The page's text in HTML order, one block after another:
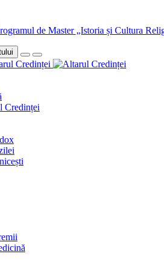
de Master „Istoria și Cultura
Credinței